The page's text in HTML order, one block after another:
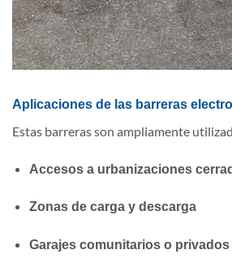
Aplicaciones de las barreras
Estas barreras son ampliamente
Accesos a urbanizaciones
Zonas de carga y descarga
Garajes comunitarios o privados